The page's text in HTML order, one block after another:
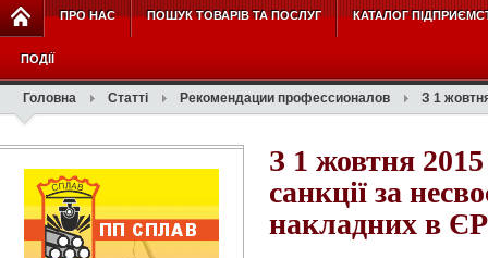
ПРО НАС ПОШУК ТОВАРІВ ТА ПОСЛУГ КАТАЛОГ
ПОДІЇ
Головна Статті Рекомендации профессионалов З 1
З 1 жовтня
санкції за
накладних в